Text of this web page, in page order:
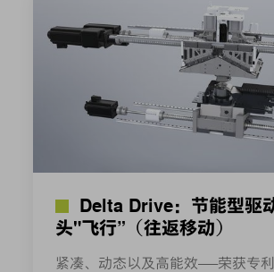
Delta Drive：节能型驱
头"飞行”（往返移动）
紧凑、动态以及高能效——荣获专